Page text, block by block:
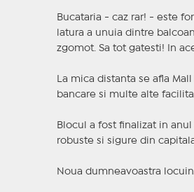
Bucataria - caz rar! - este
latura a unuia dintre
zgomot. Sa tot gatesti! In
La mica distanta se afla
bancare si multe alte
Blocul a fost finalizat in
robuste si sigure din
Noua dumneavoastra